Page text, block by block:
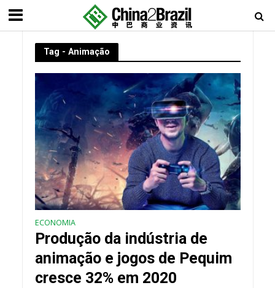
Tag - Animação
ECONOMIA
Produção da indústria de
animação e jogos de Pequim
cresce 32% em 2020